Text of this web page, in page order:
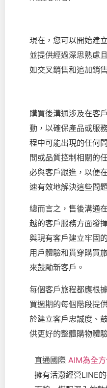
現在，您可以開始建
並提供經過深思熟慮
如交叉銷售和追加銷
購買後溝通涉及在客
動，以確保產品或服
程中可能出現的任何
間或品質控制相關的
必與客戶跟進，以便
速有效地解決這些問
總而言之，售後溝通
越的客戶服務方面發
與現有客戶建立牢固
用戶體驗和貫穿購買
來鼓勵新客戶。
每個客戶旅程都應根
買週期的每個階段提
於建立客戶忠誠度、
供更好的整體購物體
直通國際 AIM為全
擁有活潑經營LINE